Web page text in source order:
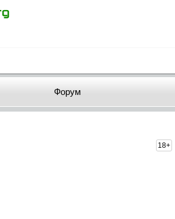
Форум
18+